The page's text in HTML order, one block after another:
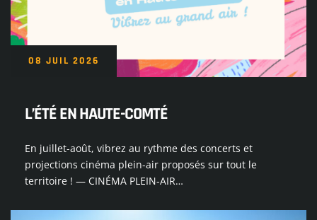
08 JUIL 2026
L’ÉTÉ EN HAUTE-COMTÉ
En juillet-août, vibrez au rythme des concerts et
projections cinéma plein-air proposés sur tout le
territoire ! — CINÉMA PLEIN-AIR…